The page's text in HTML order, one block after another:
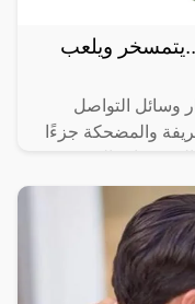
ويلعب
وسائل التواصل
والمضحكة جزءًا